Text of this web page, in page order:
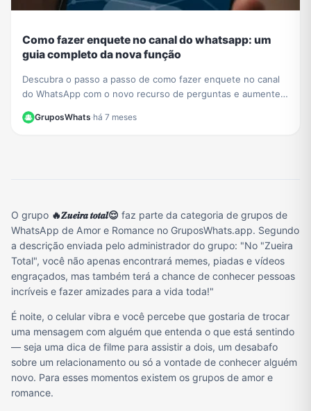
Como fazer enquete no canal do whatsapp: um
guia completo da nova função
Descubra o passo a passo de como fazer enquete no canal
do WhatsApp com o novo recurso de perguntas e aumente a
GruposWhats·há 7 meses
O grupo 🔥𝒁𝒖𝒆𝒊𝒓𝒂 𝒕𝒐𝒕𝒂𝒍😌 faz parte da categoria de grupos de
WhatsApp de Amor e Romance no GruposWhats.app. Segundo
a descrição enviada pelo administrador do grupo: "No "Zueira
Total", você não apenas encontrará memes, piadas e vídeos
engraçados, mas também terá a chance de conhecer pessoas
incríveis e fazer amizades para a vida toda!"
É noite, o celular vibra e você percebe que gostaria de trocar
uma mensagem com alguém que entenda o que está sentindo
— seja uma dica de filme para assistir a dois, um desabafo
sobre um relacionamento ou só a vontade de conhecer alguém
novo. Para esses momentos existem os grupos de amor e
romance.